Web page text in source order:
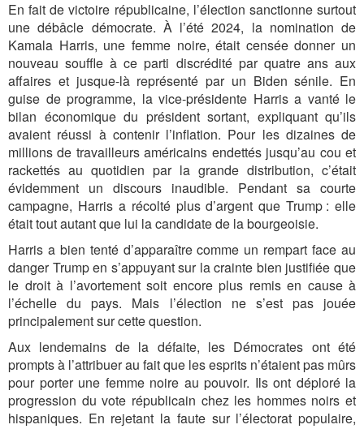
En fait de victoire républicaine, l’élection sanctionne surtout
une débâcle démocrate. À l’été 2024, la nomination de
Kamala Harris, une femme noire, était censée donner un
nouveau souffle à ce parti discrédité par quatre ans aux
affaires et jusque-là représenté par un Biden sénile. En
guise de programme, la vice-présidente Harris a vanté le
bilan économique du président sortant, expliquant qu’ils
avaient réussi à contenir l’inflation. Pour les dizaines de
millions de travailleurs américains endettés jusqu’au cou et
rackettés au quotidien par la grande distribution, c’était
évidemment un discours inaudible. Pendant sa courte
campagne, Harris a récolté plus d’argent que Trump : elle
était tout autant que lui la candidate de la bourgeoisie.
Harris a bien tenté d’apparaître comme un rempart face au
danger Trump en s’appuyant sur la crainte bien justifiée que
le droit à l’avortement soit encore plus remis en cause à
l’échelle du pays. Mais l’élection ne s’est pas jouée
principalement sur cette question.
Aux lendemains de la défaite, les Démocrates ont été
prompts à l’attribuer au fait que les esprits n’étaient pas mûrs
pour porter une femme noire au pouvoir. Ils ont déploré la
progression du vote républicain chez les hommes noirs et
hispaniques. En rejetant la faute sur l’électorat populaire,